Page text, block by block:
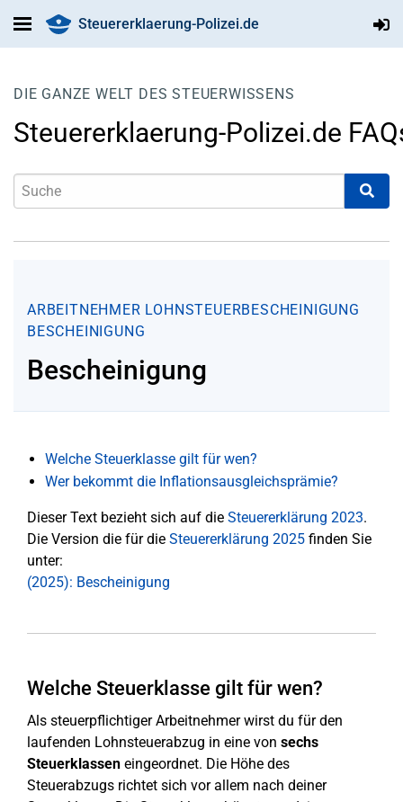
Steuererklaerung-Polizei.de
DIE GANZE WELT DES STEUERWISSENS
Steuererklaerung-Polizei.de
ARBEITNEHMER LOHNSTEUERBESCHEINIGUNG
BESCHEINIGUNG
Bescheinigung
Welche Steuerklasse gilt für wen?
Wer bekommt die Inflationsausgleichsprämie?
Dieser Text bezieht sich auf die Steuererklärung 2023.
Die Version die für die Steuererklärung 2025 finden Sie
unter:
(2025): Bescheinigung
Welche Steuerklasse gilt für wen?
Als steuerpflichtiger Arbeitnehmer wirst du für den
laufenden Lohnsteuerabzug in eine von sechs
Steuerklassen eingeordnet. Die Höhe des
Steuerabzugs richtet sich vor allem nach deiner